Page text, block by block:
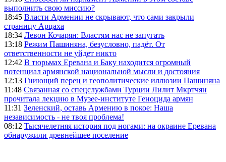
выполнить свою миссию?
18:45 Власти Армении не скрывают, что сами закрыли
страницу Арцаха
18:34 Левон Кочарян: Властям нас не запугать
13:18 Режим Пашиняна, безусловно, падёт. От
ответственности не уйдет никто
12:42 В тюрьмах Еревана и Баку находится огромный
потенциал армянской национальной мысли и достояния
12:13 Гниющий перец и геополитические иллюзии Пашиняна
11:48 Связанная со спецслужбами Турции Лилит Мкртчян
прочитала лекцию в Музее-институте Геноцида армян
11:31 Зеленский, оставь Армению в покое: Наша
независимость - не твоя проблема!
08:12 Тысячелетняя история под ногами: на окраине Еревана
обнаружили древнейшее поселение